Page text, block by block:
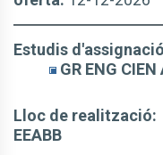
Estudis
GR ENG
Lloc de realització:
EEABB